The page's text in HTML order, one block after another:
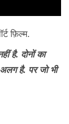
फ़िल्म.
है. दोनों का
है. पर जो भी